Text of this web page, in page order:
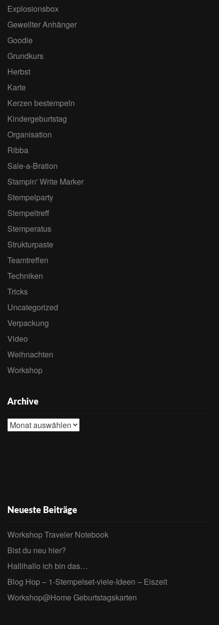
Explosionsbox
Gewellter Anhänger
Goodie
Grundkurs
Herbst
Karte
Kerzen bestempeln
Kindergeburtstag
Organisation
Ribba
Sale-a-Bration
Stampin' Write Marker
Stempelparty
Stempeltreff
Stemperatus
Strukturpaste
Teamtreffen
Techniken
Tricks
Uncategorized
Verpackung
Video
Weihnachten
Workshop
Archive
Archive
Neueste Beiträge
Workshop Traveler Notebook
Bist du neu hier?
Hallihallo ich bin das…
Blog Hop – 1-Stempelset-viele-Ideen – Eiszeit
Workshop@Home Geburtstagskarten